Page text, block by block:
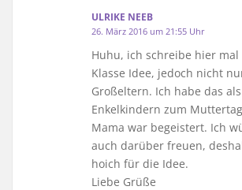
ULRIKE NEEB
26. März 2016 um 21:55 Uhr
Huhu, ich schreibe hier mal
Klasse Idee, jedoch nicht
Großeltern. Ich habe das
Enkelkindern zum
Mama war begeistert. Ich
auch darüber freuen,
hoich für die Idee.
Liebe Grüße